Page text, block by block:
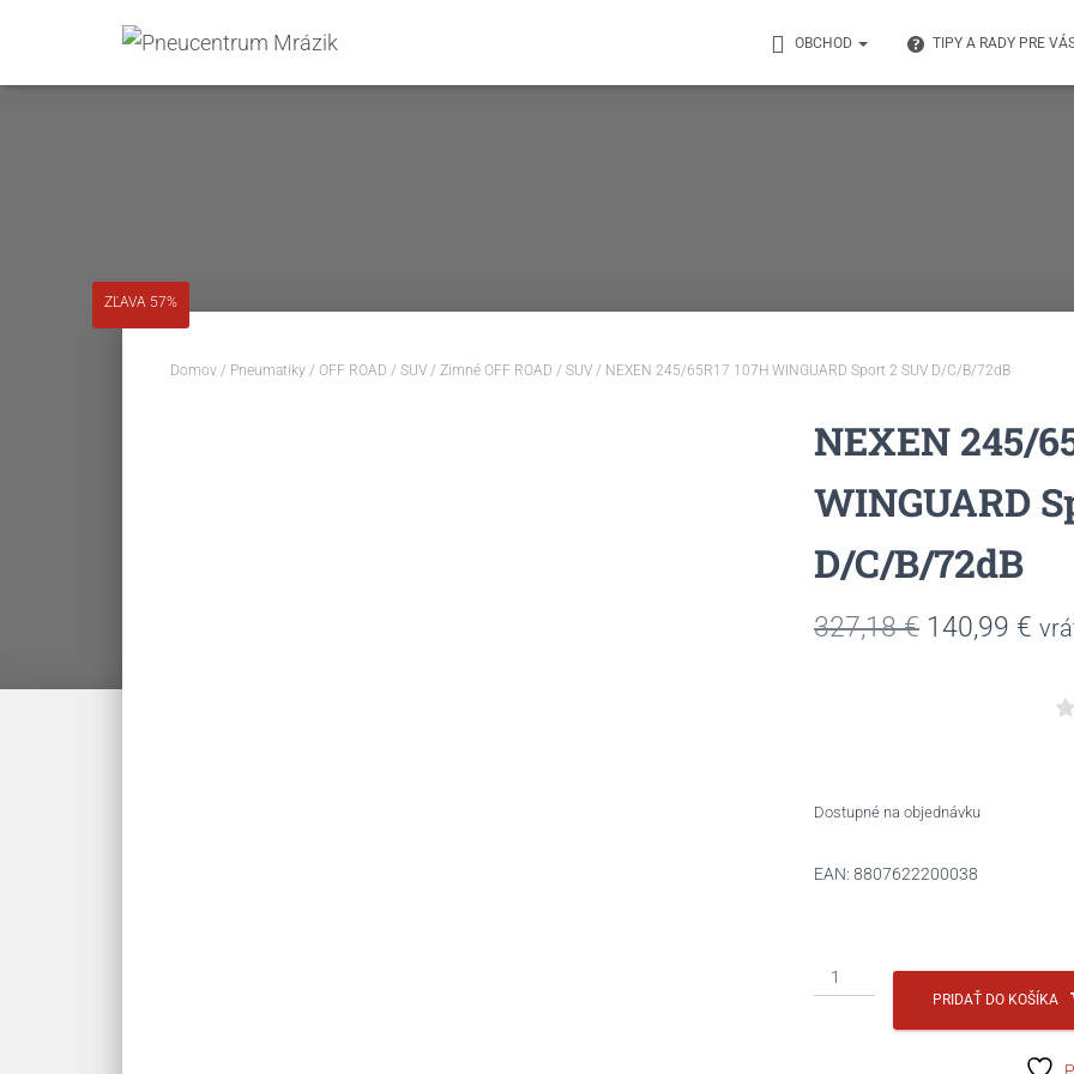
OBCHOD TIPY A RADY PRE
Domov / Pneumatiky / OFF ROAD / SUV / Zimné OFF ROAD / SUV / NEXEN 245/65R17 107H WINGUARD Sport 2 SUV D/C/B/72dB
ZĽAVA 57%
NEXEN 245/
WINGUARD
D/C/B/72dB
327,18€ Pôvodná
140,99 €
je:
Dostupné na objednávku
EAN: 8807622200038
množstvo
NEXEN
245/65R17
PRIDAŤ DO KOŠÍKA